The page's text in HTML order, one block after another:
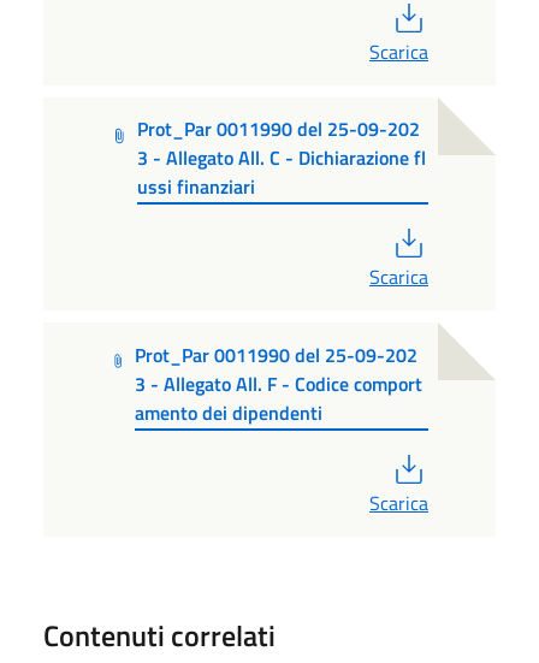
Scarica
Prot_Par 0011990 del 25-09-202
3 - Allegato All. C - Dichiarazione fl
ussi finanziari
Scarica
Prot_Par 0011990 del 25-09-202
3 - Allegato All. F - Codice comport
amento dei dipendenti
Scarica
Contenuti correlati